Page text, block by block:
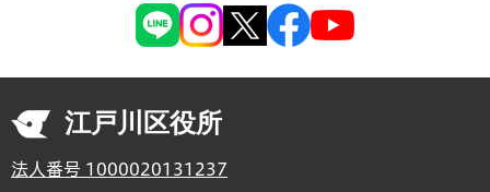
江戸川区役所
法人番号 1000020131237